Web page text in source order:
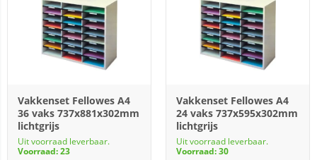
Vakkenset Fellowes A4
36 vaks 737x881x302mm
lichtgrijs
Uit voorraad leverbaar.
Voorraad: 23
Vakkenset Fellowes A4
24 vaks 737x595x302mm
lichtgrijs
Uit voorraad leverbaar.
Voorraad: 30